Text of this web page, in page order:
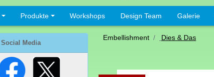
Produkte Workshops Design Team Galerie
Social Media
Embellishment Dies & Das